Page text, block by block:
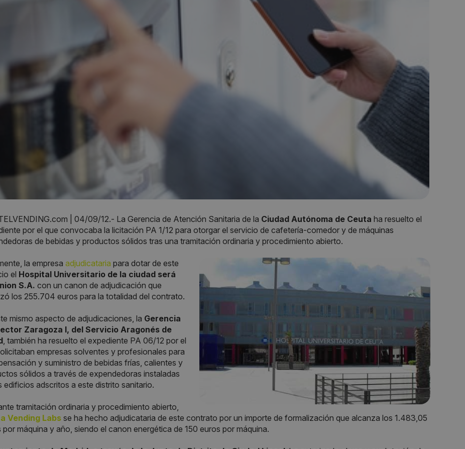
| 04/09/12.- La Gerencia de Atención Sanitaria de la Ciudad Autónoma de Ceuta ha resuelto el
por el que convocaba la licitación PA 1/12 para otorgar el servicio de cafetería-comedor y de máquinas
de bebidas y productos sólidos tras una tramitación ordinaria y procedimiento abierto.
la empresa adjudicataria para dotar de este
el Hospital Universitario de la ciudad será
S.A. con un canon de adjudicación que
los 255.704 euros para la totalidad del contrato.
mismo aspecto de adjudicaciones, la Gerencia
Zaragoza I, del Servicio Aragonés de
, también ha resuelto el expediente PA 06/12 por el
empresas solventes y profesionales para
y suministro de bebidas frías, calientes y
sólidos a través de expendedoras instaladas
edificios adscritos a este distrito sanitario.
tramitación ordinaria y procedimiento abierto,
Vending Labs se ha hecho adjudicataria de este contrato por un importe de formalización que alcanza los 1.483,05
por máquina y año, siendo el canon energética de 150 euros por máquina.